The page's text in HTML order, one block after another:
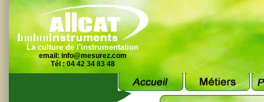
La culture de l'instrumentation
email: info@mesurez.com
Tél : 04 42 34 83 48